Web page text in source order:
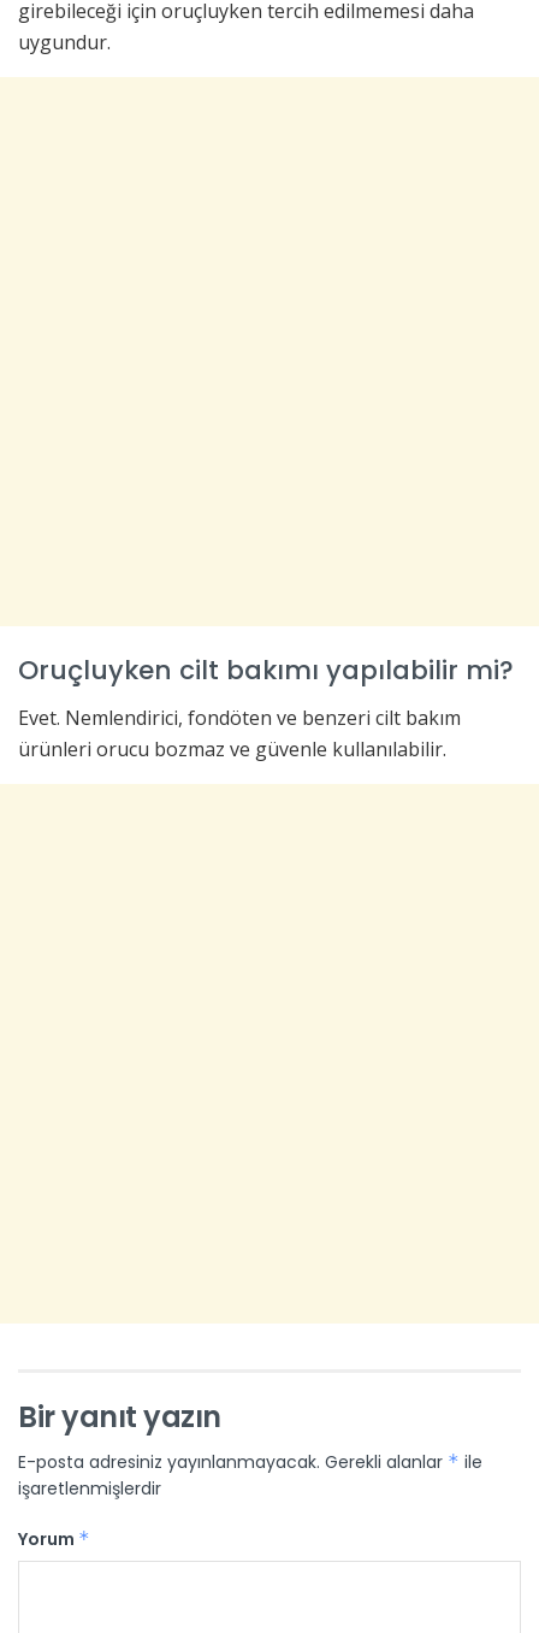
girebileceği için oruçluyken tercih edilmemesi daha
uygundur.
Oruçluyken cilt bakımı yapılabilir mi?
Evet. Nemlendirici, fondöten ve benzeri cilt bakım
ürünleri orucu bozmaz ve güvenle kullanılabilir.
Bir yanıt yazın
E-posta adresiniz yayınlanmayacak. Gerekli alanlar * ile
işaretlenmişlerdir
Yorum *